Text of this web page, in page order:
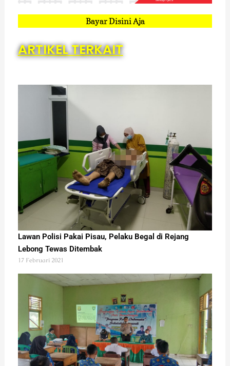
Bayar Disini Aja
ARTIKEL TERKAIT
Lawan Polisi Pakai Pisau, Pelaku Begal di Rejang
Lebong Tewas Ditembak
17 Februari 2021